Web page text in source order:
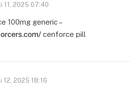
11, 2025 07:40
100mg generic –
cenforce pill
12, 2025 18:16